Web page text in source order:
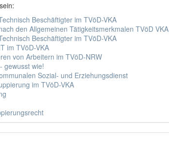
Beschäftigter im TVöD-VKA
den Allgemeinen Tätigkeitsmerkmalen TVöD VKA
Beschäftigter im TVöD-VKA
im TVöD-VKA
von Arbeitern im TVöD-NRW
gewusst wie!
Sozial- und Erziehungsdienst
im TVöD-VKA